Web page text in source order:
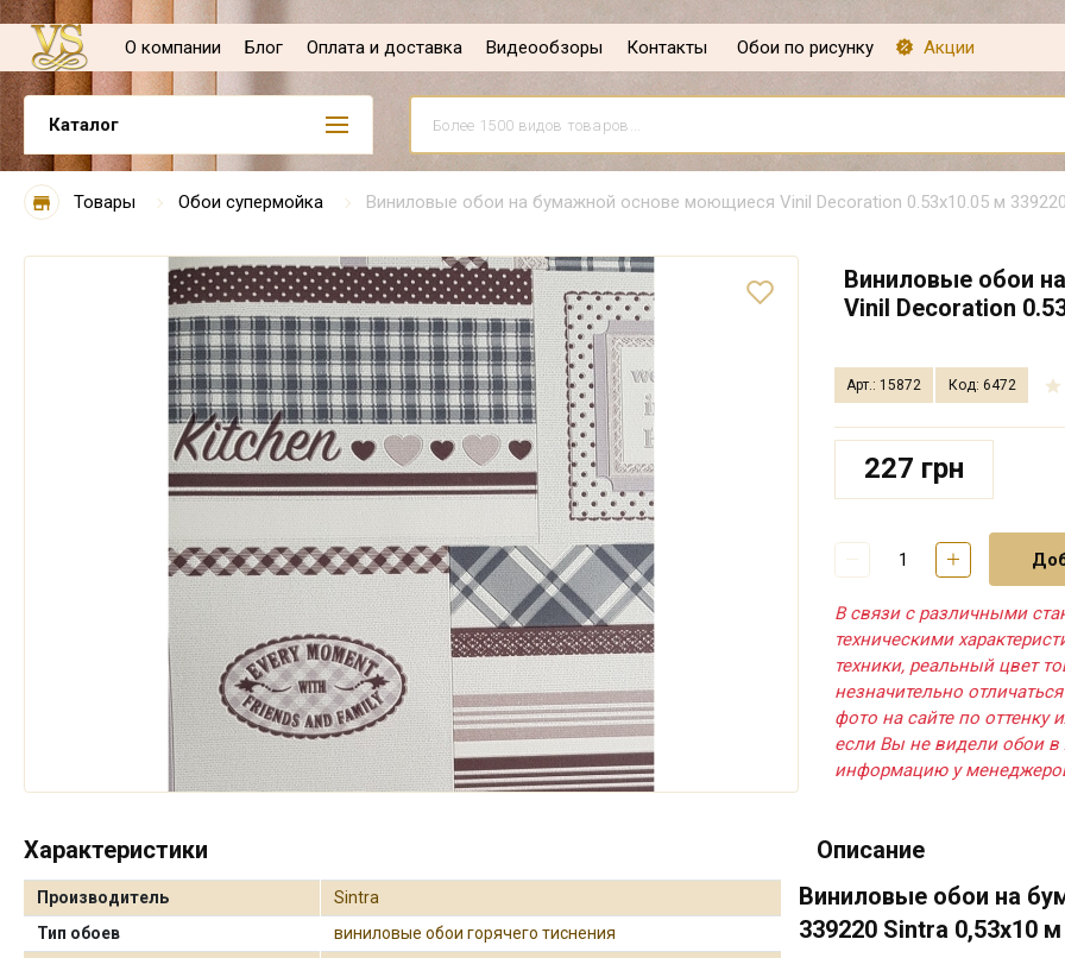
О компании Блог Оплата и доставка Видеообзоры Контакты Обои по рисунку Акции
Каталог
Товары Обои супермойка Виниловые обои на бумажной основе моющиеся Vinil Decoration 0.53х10.05 м 339220
Виниловые обои
Vinil Decoration
Арт.: 15872 Код: 6472
227 грн
В связи с различными
техническими
техники, реальный цвет
незначительно
фото на сайте по оттенку
если Вы не видели обои в
информацию у
Характеристики
Производитель
Sintra
Тип обоев
виниловые обои горячего тиснения
Описание
Виниловые обои на
339220 Sintra 0,53х10 м